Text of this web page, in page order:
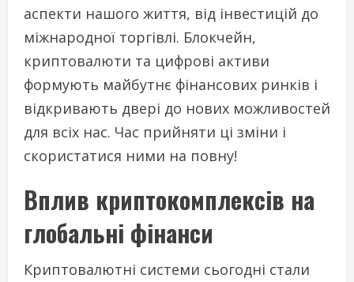
аспекти нашого життя, від інвестицій до
міжнародної торгівлі. Блокчейн,
криптовалюти та цифрові активи
формують майбутнє фінансових ринків і
відкривають двері до нових можливостей
для всіх нас. Час прийняти ці зміни і
скористатися ними на повну!
Вплив криптокомплексів на
глобальні фінанси
Криптовалютні системи сьогодні стали